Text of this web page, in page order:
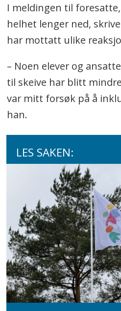
I meldingen til
helhet lenger ned,
har mottatt ulike
– Noen elever og
til skeive har blitt
var mitt forsøk på å
han.
LES SAKEN: